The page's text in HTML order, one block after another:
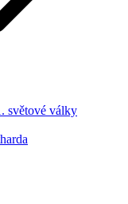
světové války